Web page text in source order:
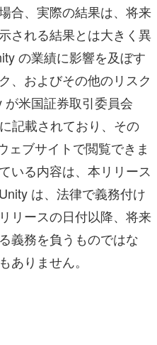
合、実際の結果は、将来
される結果とは大きく異
の業績に影響を及ぼす
、およびその他のリスク
米国証券取引委員会
記載されており、その
ェブサイトで閲覧できま
いる内容は、本リリース
は、法律で義務付け
リースの日付以降、将来
義務を負うものではな
ありません。